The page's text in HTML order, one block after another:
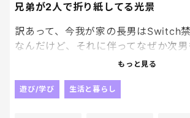
兄弟が2人で折り紙してる光景
訳あって、今我が家の長男はSwitch
なんだけど、それに伴ってなぜか次
事なく長男と一緒に折り紙おってる。
土曜の朝から、2人で折り紙おる姿な
もっと見る
遊び/学び 生活と暮らし